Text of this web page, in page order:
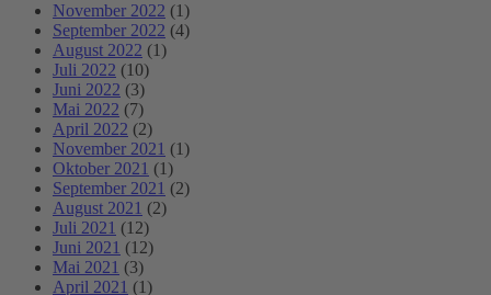
November 2022 (1)
September 2022 (4)
August 2022 (1)
Juli 2022 (10)
Juni 2022 (3)
Mai 2022 (7)
April 2022 (2)
November 2021 (1)
Oktober 2021 (1)
September 2021 (2)
August 2021 (2)
Juli 2021 (12)
Juni 2021 (12)
Mai 2021 (3)
April 2021 (1)